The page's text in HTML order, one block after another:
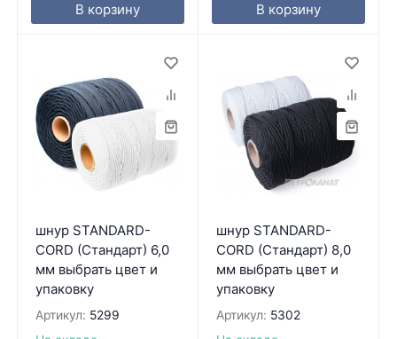
В корзину В корзину
шнур STANDARD-
CORD (Стандарт) 6,0
мм выбрать цвет и
упаковку
Артикул: 5299
шнур STANDARD-
CORD (Стандарт) 8,0
мм выбрать цвет и
упаковку
Артикул: 5302